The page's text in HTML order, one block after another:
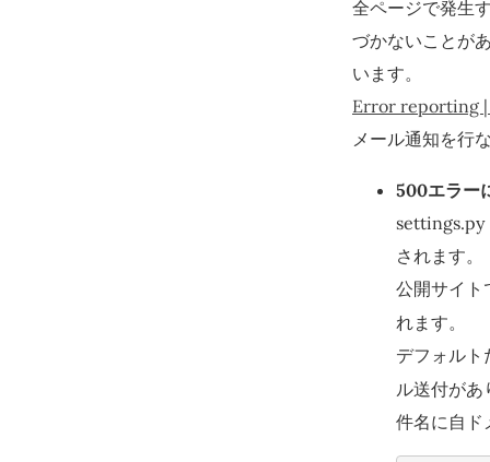
全ページで発生
づかないことが
います。
Error reporting |
メール通知を行
500エラー
settings.py
されます。
公開サイト
れます。
デフォルト
ル送付があ
件名に自ド